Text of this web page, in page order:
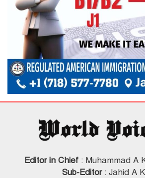
Editor in Chief : Muhammad A
Sub-Editor: Jahid A